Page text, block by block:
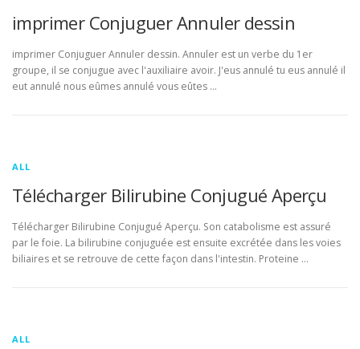
imprimer Conjuguer Annuler dessin
imprimer Conjuguer Annuler dessin. Annuler est un verbe du 1er
groupe, il se conjugue avec l'auxiliaire avoir. J'eus annulé tu eus annulé il
eut annulé nous eûmes annulé vous eûtes …
ALL
Télécharger Bilirubine Conjugué Aperçu
Télécharger Bilirubine Conjugué Aperçu. Son catabolisme est assuré
par le foie. La bilirubine conjuguée est ensuite excrétée dans les voies
biliaires et se retrouve de cette façon dans l'intestin. Proteine …
ALL